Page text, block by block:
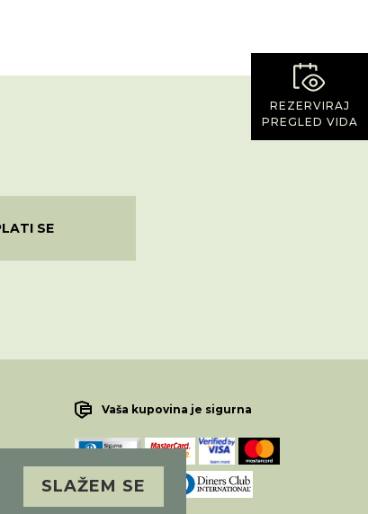
SLAŽEM SE
REZERVIRAJ
PREGLED VIDA
SE
Vaša kupovina je sigurna